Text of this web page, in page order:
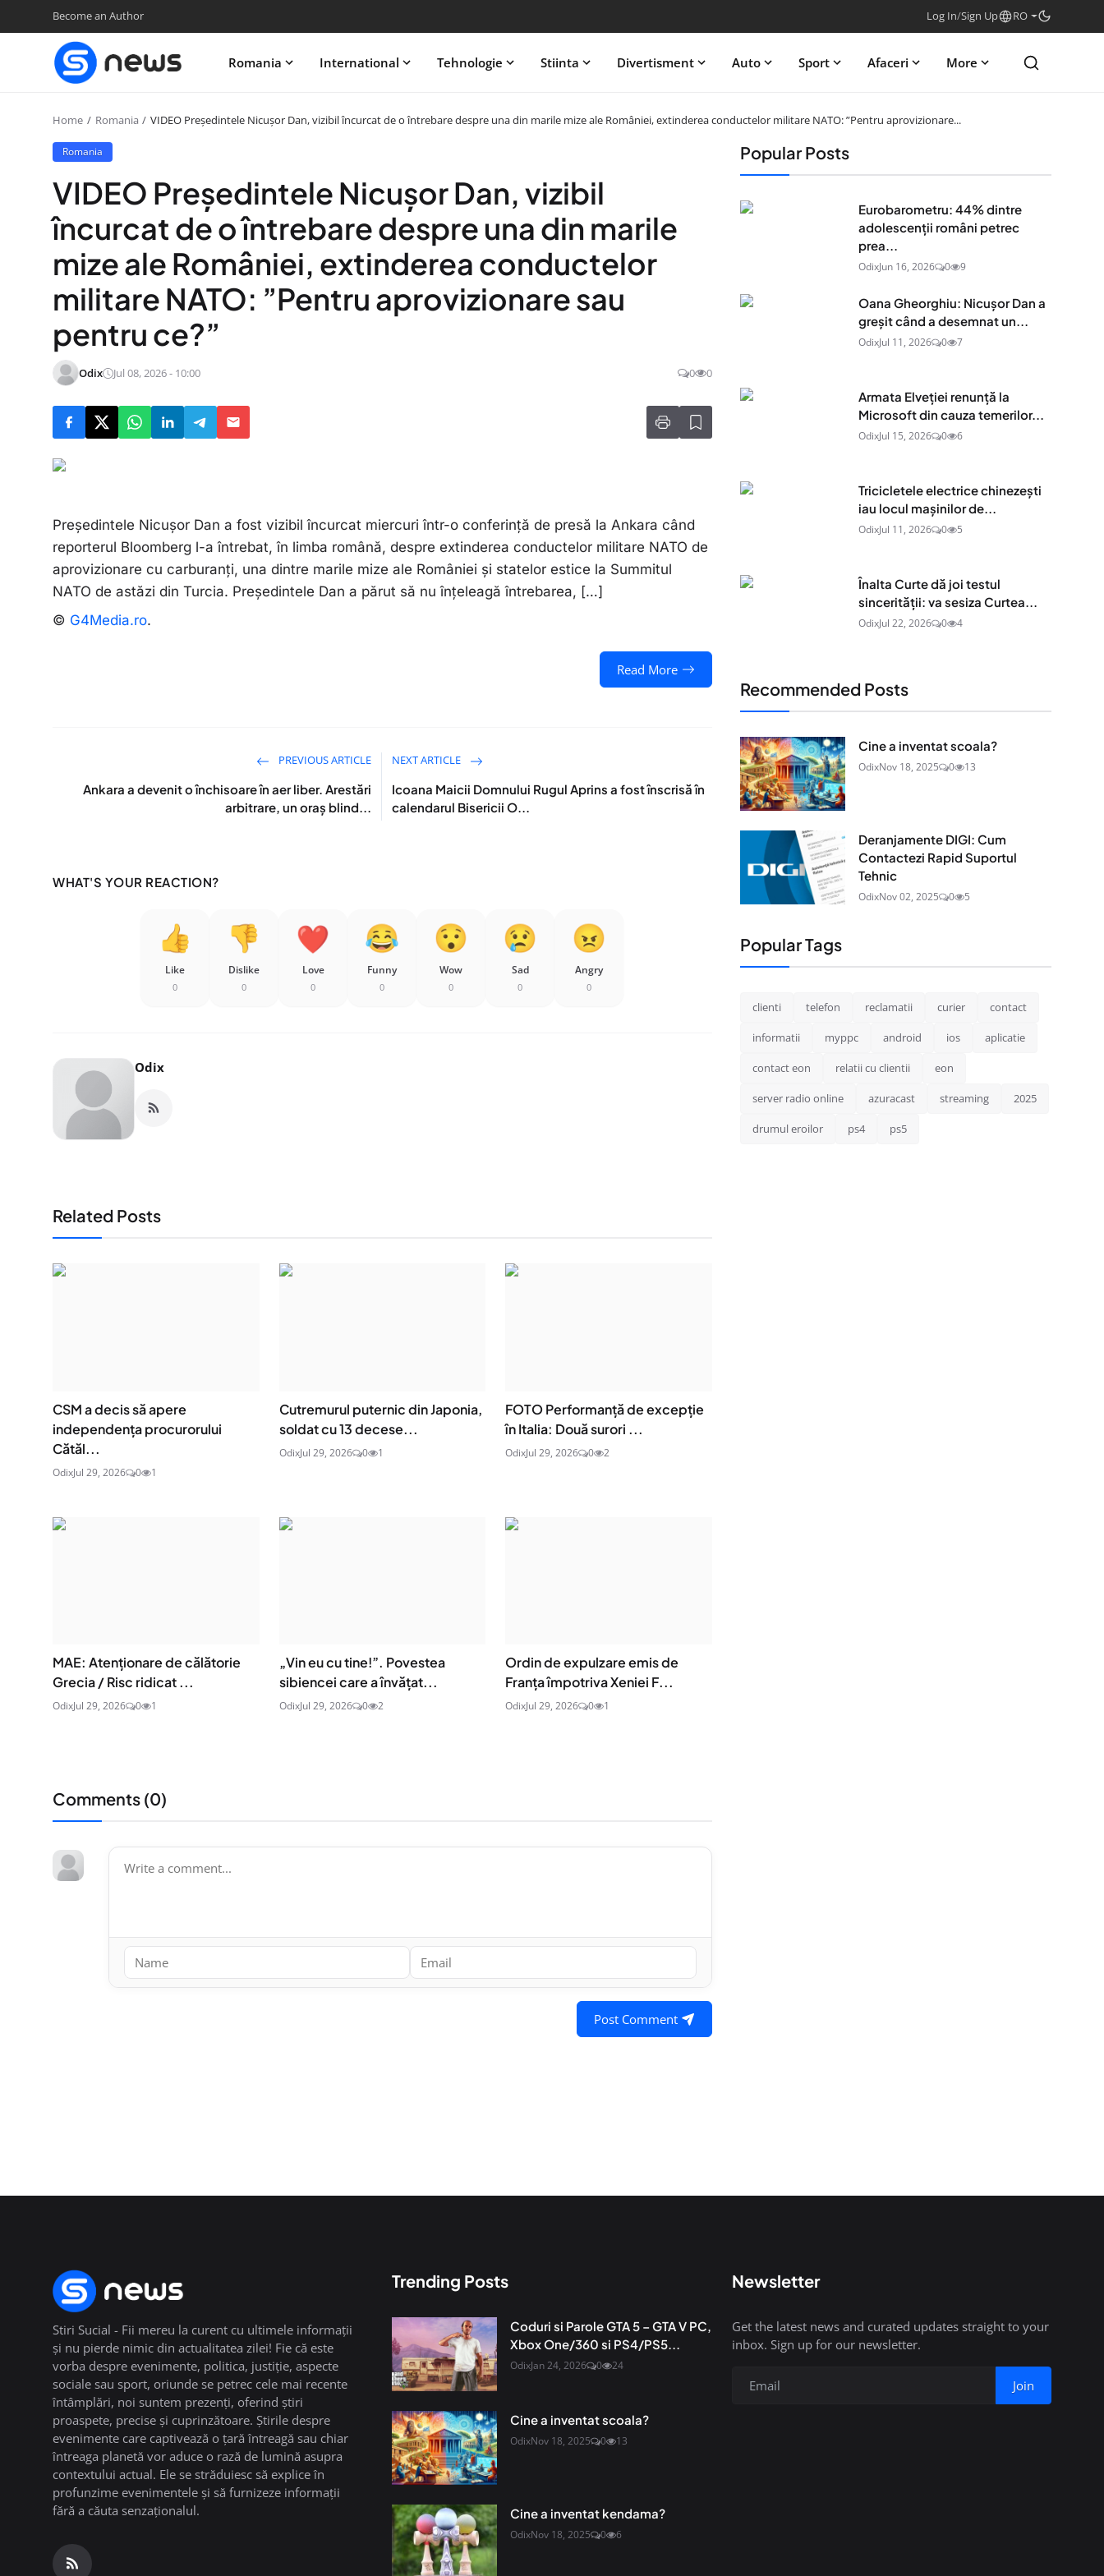
Become an Author Log In/Sign Up RO
Romania International Tehnologie Stiinta Divertisment Auto Sport Afaceri More
Home Romania VIDEO Președintele Nicușor Dan, vizibil încurcat de o întrebare despre una din marile mize ale României, extinderea conductelor militare NATO: ”Pentru aprovizionare...
Romania
VIDEO Președintele Nicușor Dan, vizibil
încurcat de o întrebare despre una din marile
mize ale României, extinderea conductelor
militare NATO: ”Pentru aprovizionare sau
pentru ce?”
Odix Jul 08, 2026 - 10:00 0 0
Președintele Nicușor Dan a fost vizibil încurcat miercuri într-o conferință de presă la Ankara când
reporterul Bloomberg l-a întrebat, în limba română, despre extinderea conductelor militare NATO de
aprovizionare cu carburanți, una dintre marile mize ale României și statelor estice la Summitul
NATO de astăzi din Turcia. Președintele Dan a părut să nu înțeleagă întrebarea, […]
© G4Media.ro.
Read More
PREVIOUS ARTICLE
Ankara a devenit o închisoare în aer liber. Arestări
arbitrare, un oraș blind...
NEXT ARTICLE
Icoana Maicii Domnului Rugul Aprins a fost înscrisă în
calendarul Bisericii O...
WHAT'S YOUR REACTION?
Like
0
Dislike
0
Love
0
Funny
0
Wow
0
Sad
0
Angry
0
Odix
Related Posts
CSM a decis să apere
independența procurorului
Cătăl...
OdixJul 29, 2026 0 1
Cutremurul puternic din Japonia,
soldat cu 13 decese...
OdixJul 29, 2026 0 1
FOTO Performanță de excepție
în Italia: Două surori ...
OdixJul 29, 2026 0 2
MAE: Atenţionare de călătorie
Grecia / Risc ridicat ...
OdixJul 29, 2026 0 1
„Vin eu cu tine!”. Povestea
sibiencei care a învățat...
OdixJul 29, 2026 0 2
Ordin de expulzare emis de
Franța împotriva Xeniei F...
OdixJul 29, 2026 0 1
Comments (0)
Post Comment
Popular Posts
Eurobarometru: 44% dintre
adolescenţii români petrec
prea...
OdixJun 16, 2026 0 9
Oana Gheorghiu: Nicușor Dan a
greșit când a desemnat un...
OdixJul 11, 2026 0 7
Armata Elveției renunță la
Microsoft din cauza temerilor...
OdixJul 15, 2026 0 6
Tricicletele electrice chinezești
iau locul mașinilor de...
OdixJul 11, 2026 0 5
Înalta Curte dă joi testul
sincerității: va sesiza Curtea...
OdixJul 22, 2026 0 4
Recommended Posts
Cine a inventat scoala?
OdixNov 18, 2025 0 13
Deranjamente DIGI: Cum
Contactezi Rapid Suportul
Tehnic
OdixNov 02, 2025 0 5
Popular Tags
clienti telefon reclamatii curier contact
informatii myppc android ios aplicatie
contact eon relatii cu clientii eon
server radio online azuracast streaming 2025
drumul eroilor ps4 ps5
Stiri Sucial - Fii mereu la curent cu ultimele informații
și nu pierde nimic din actualitatea zilei! Fie că este
vorba despre evenimente, politica, justiție, aspecte
sociale sau sport, oriunde se petrec cele mai recente
întâmplări, noi suntem prezenți, oferind știri
proaspete, precise și cuprinzătoare. Știrile despre
evenimente care captivează o țară întreagă sau chiar
întreaga planetă vor aduce o rază de lumină asupra
contextului actual. Ele se străduiesc să explice în
profunzime evenimentele și să furnizeze informații
fără a căuta senzaționalul.
Trending Posts
Coduri si Parole GTA 5 – GTA V PC,
Xbox One/360 si PS4/PS5...
OdixJan 24, 2026 0 24
Cine a inventat scoala?
OdixNov 18, 2025 0 13
Cine a inventat kendama?
OdixNov 18, 2025 0 6
Newsletter
Get the latest news and curated updates straight to your
inbox. Sign up for our newsletter.
Join